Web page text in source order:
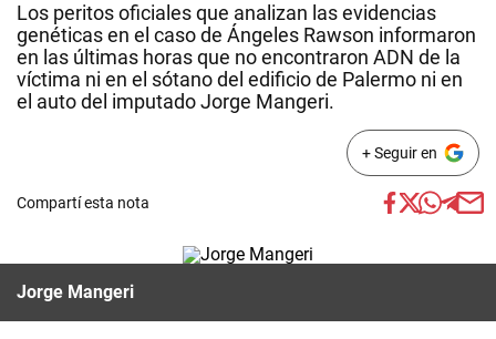
Los peritos oficiales que analizan las evidencias
genéticas en el caso de Ángeles Rawson informaron
en las últimas horas que no encontraron ADN de la
víctima ni en el sótano del edificio de Palermo ni en
el auto del imputado Jorge Mangeri.
+ Seguir en
Compartí esta nota
Jorge Mangeri